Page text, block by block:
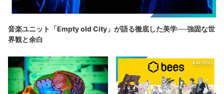
音楽ユニット「Empty old City」が語る徹底した美学──強固な世
界観と余白